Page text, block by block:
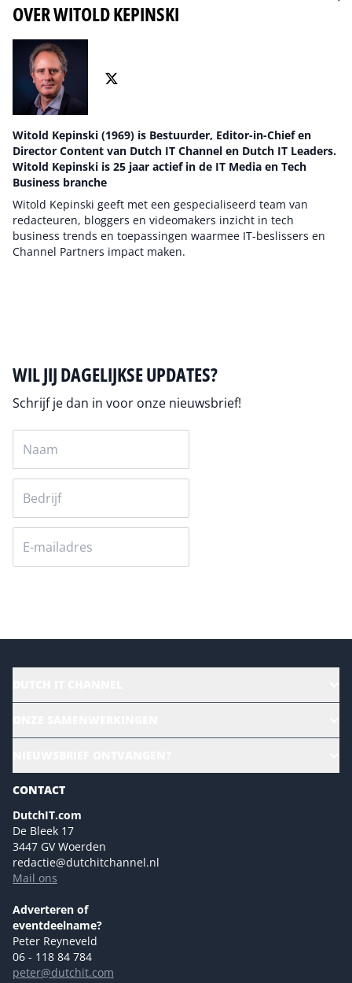
OVER WITOLD KEPINSKI
Witold Kepinski (1969) is Bestuurder, Editor-in-Chief en
Director Content van Dutch IT Channel en Dutch IT Leaders.
Witold Kepinski is 25 jaar actief in de IT Media en Tech
Business branche
Witold Kepinski geeft met een gespecialiseerd team van
redacteuren, bloggers en videomakers inzicht in tech
business trends en toepassingen waarmee IT-beslissers en
Channel Partners impact maken.
WIL JIJ DAGELIJKSE UPDATES?
Schrijf je dan in voor onze nieuwsbrief!
Magazines
Marketingmogelijkheden 2026
Eventmogelijkheden 2026
Advertising opportunities 2026 ENG
Event opportunities 2026 ENG
NL Digital
Versturen
CONTACT
DutchIT.com
De Bleek 17
3447 GV Woerden
redactie@dutchitchannel.nl
Mail ons
Adverteren of
eventdeelname?
Peter Reyneveld
06 - 118 84 784
peter@dutchit.com